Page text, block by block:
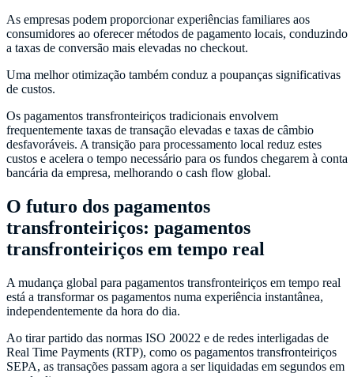
As empresas podem proporcionar experiências familiares aos
consumidores ao oferecer métodos de pagamento locais, conduzindo
a taxas de conversão mais elevadas no checkout.
Uma melhor otimização também conduz a poupanças significativas
de custos.
Os pagamentos transfronteiriços tradicionais envolvem
frequentemente taxas de transação elevadas e taxas de câmbio
desfavoráveis. A transição para processamento local reduz estes
custos e acelera o tempo necessário para os fundos chegarem à conta
bancária da empresa, melhorando o cash flow global.
O futuro dos pagamentos
transfronteiriços: pagamentos
transfronteiriços em tempo real
A mudança global para pagamentos transfronteiriços em tempo real
está a transformar os pagamentos numa experiência instantânea,
independentemente da hora do dia.
Ao tirar partido das normas ISO 20022 e de redes interligadas de
Real Time Payments (RTP), como os pagamentos transfronteiriços
SEPA, as transações passam agora a ser liquidadas em segundos em